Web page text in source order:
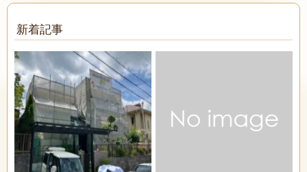
新着記事